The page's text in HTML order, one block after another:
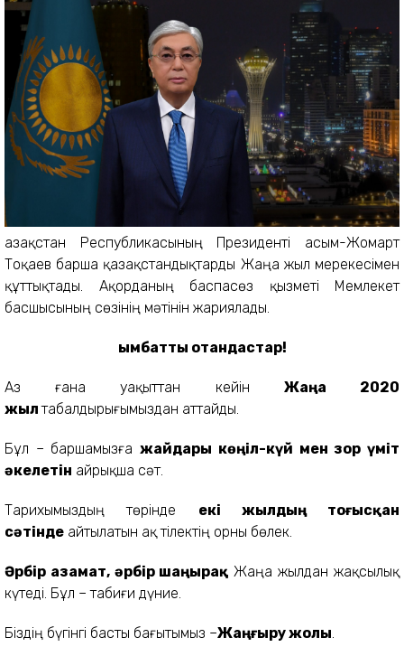
Қазақстан Республикасының Президенті Қасым-Жомарт
Тоқаев барша қазақстандықтарды Жаңа жыл мерекесімен
құттықтады. Ақорданың баспасөз қызметі Мемлекет
басшысының сөзінің мәтінін жариялады.
Қымбатты отандастар!
Аз ғана уақыттан кейін Жаңа 2020
жылтабалдырығымыздан аттайды.
Бұл – баршамызғажайдары көңіл-күй мен зор үміт
әкелетін айрықша сәт.
Тарихымыздың төрінде екі жылдың тоғысқан
сәтінде айтылатын ақ тілектің орны бөлек.
Әрбір азамат, әрбір шаңырақ Жаңа жылдан жақсылық
күтеді. Бұл – табиғи дүние.
Біздің бүгінгі басты бағытымыз –Жаңғыру жолы